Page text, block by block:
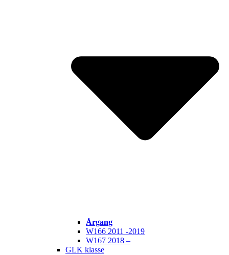
Årgang
W166 2011 -2019
W167 2018 –
GLK klasse